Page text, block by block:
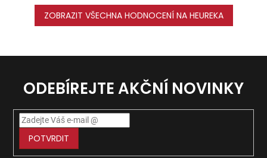
ZOBRAZIT VŠECHNA HODNOCENÍ NA HEUREKA
ODEBÍREJTE AKČNÍ NOVINKY
POTVRDIT